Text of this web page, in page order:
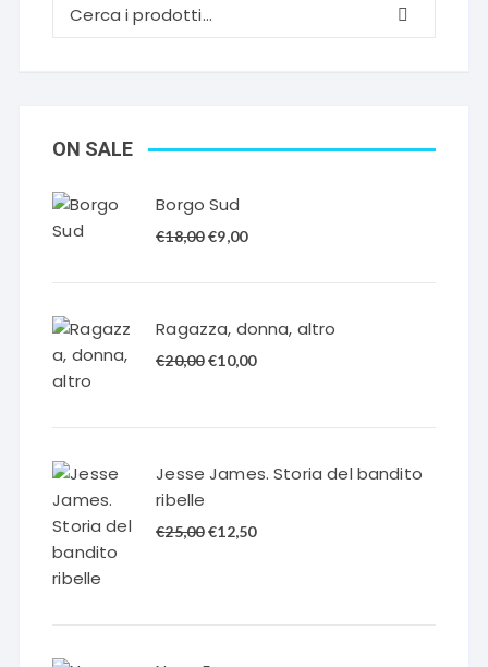
ON SALE
Borgo Sud
€18,00 Il
€18,00.
€9,00Il
€9,00.
Ragazza, donna, altro
€20,00 Il
€20,00.
€10,00Il
€10,00.
Jesse James. Storia del bandito
ribelle
€25,00 Il
€12,50Il